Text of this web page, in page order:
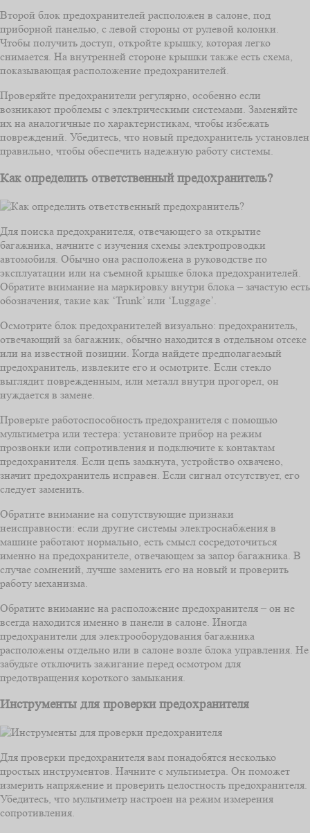
Второй блок предохранителей расположен в салоне, под
приборной панелью, с левой стороны от рулевой колонки.
Чтобы получить доступ, откройте крышку, которая легко
снимается. На внутренней стороне крышки также есть схема,
показывающая расположение предохранителей.
Проверяйте предохранители регулярно, особенно если
возникают проблемы с электрическими системами. Заменяйте
их на аналогичные по характеристикам, чтобы избежать
повреждений. Убедитесь, что новый предохранитель установлен
правильно, чтобы обеспечить надежную работу системы.
Как определить ответственный предохранитель?
Для поиска предохранителя, отвечающего за открытие
багажника, начните с изучения схемы электропроводки
автомобиля. Обычно она расположена в руководстве по
эксплуатации или на съемной крышке блока предохранителей.
Обратите внимание на маркировку внутри блока – зачастую есть
обозначения, такие как ‘Trunk’ или ‘Luggage’.
Осмотрите блок предохранителей визуально: предохранитель,
отвечающий за багажник, обычно находится в отдельном отсеке
или на известной позиции. Когда найдете предполагаемый
предохранитель, извлеките его и осмотрите. Если стекло
выглядит поврежденным, или металл внутри прогорел, он
нуждается в замене.
Проверьте работоспособность предохранителя с помощью
мультиметра или тестера: установите прибор на режим
прозвонки или сопротивления и подключите к контактам
предохранителя. Если цепь замкнута, устройство охвачено,
значит предохранитель исправен. Если сигнал отсутствует, его
следует заменить.
Обратите внимание на сопутствующие признаки
неисправности: если другие системы электроснабжения в
машине работают нормально, есть смысл сосредоточиться
именно на предохранителе, отвечающем за запор багажника. В
случае сомнений, лучше заменить его на новый и проверить
работу механизма.
Обратите внимание на расположение предохранителя – он не
всегда находится именно в панели в салоне. Иногда
предохранители для электрооборудования багажника
расположены отдельно или в салоне возле блока управления. Не
забудьте отключить зажигание перед осмотром для
предотвращения короткого замыкания.
Инструменты для проверки предохранителя
Для проверки предохранителя вам понадобятся несколько
простых инструментов. Начните с мультиметра. Он поможет
измерить напряжение и проверить целостность предохранителя.
Убедитесь, что мультиметр настроен на режим измерения
сопротивления.